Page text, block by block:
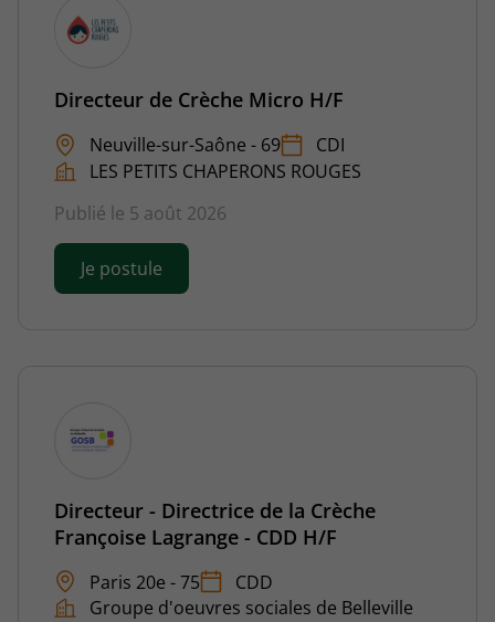
Directeur de Crèche Micro H/F
Neuville-sur-Saône - 69
CDI
LES PETITS CHAPERONS ROUGES
Publié le 5 août 2026
Je postule
Directeur - Directrice de la Crèche
Françoise Lagrange - CDD H/F
Paris 20e - 75
CDD
Groupe d'oeuvres sociales de Belleville